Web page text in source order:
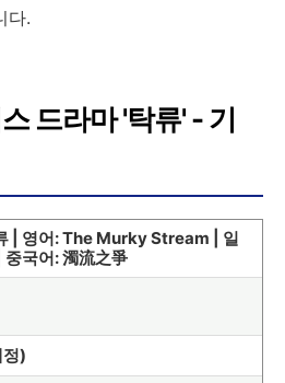
다.
드라마 '탁류' - 기
| 영어: The Murky Stream | 일
중국어: 濁流之爭
)